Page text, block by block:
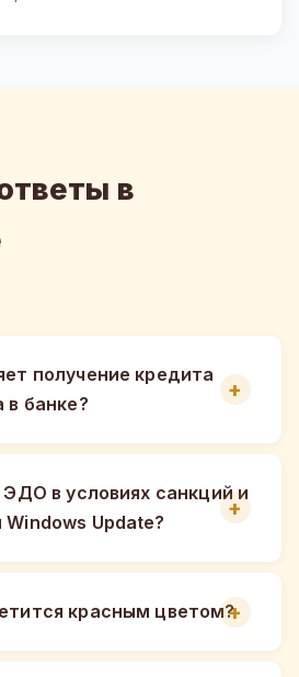
в
получение кредита
в банке?
в условиях санкций и
Update?
красным цветом?